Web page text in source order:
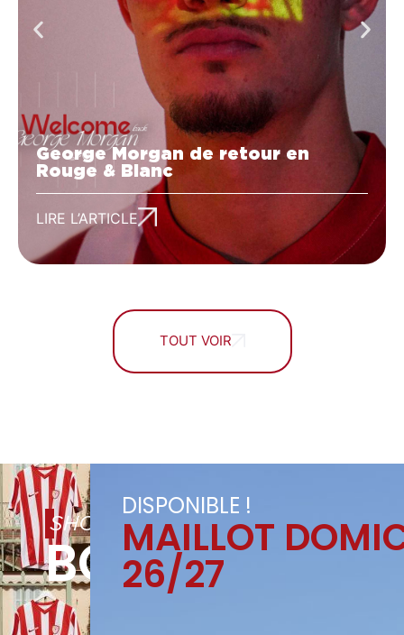
George Morgan de retour en
Rouge & Blanc
LIRE L’ARTICLE
TOUT VOIR
SHOP
BOUTIQUE
DISPONIBLE !
MAILLOT
26/27